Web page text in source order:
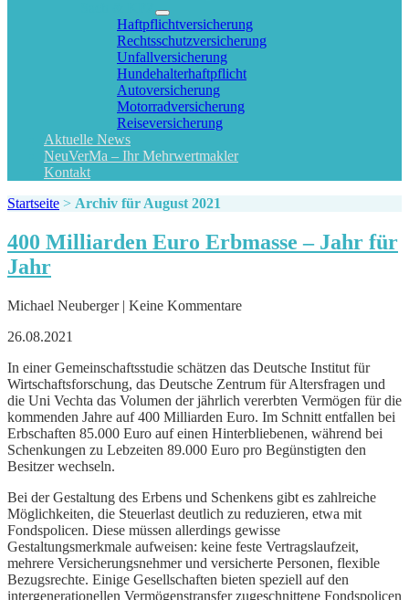
Haftpflichtversicherung
Rechtsschutzversicherung
Unfallversicherung
Hundehalterhaftpflicht
Autoversicherung
Motorradversicherung
Reiseversicherung
Aktuelle News
NeuVerMa – Ihr Mehrwertmakler
Kontakt
Startseite > Archiv für August 2021
400 Milliarden Euro Erbmasse – Jahr für
Jahr
Michael Neuberger | Keine Kommentare
26.08.2021
In einer Gemeinschaftsstudie schätzen das Deutsche Institut für
Wirtschaftsforschung, das Deutsche Zentrum für Altersfragen und
die Uni Vechta das Volumen der jährlich vererbten Vermögen für die
kommenden Jahre auf 400 Milliarden Euro. Im Schnitt entfallen bei
Erbschaften 85.000 Euro auf einen Hinterbliebenen, während bei
Schenkungen zu Lebzeiten 89.000 Euro pro Begünstigten den
Besitzer wechseln.
Bei der Gestaltung des Erbens und Schenkens gibt es zahlreiche
Möglichkeiten, die Steuerlast deutlich zu reduzieren, etwa mit
Fondspolicen. Diese müssen allerdings gewisse
Gestaltungsmerkmale aufweisen: keine feste Vertragslaufzeit,
mehrere Versicherungsnehmer und versicherte Personen, flexible
Bezugsrechte. Einige Gesellschaften bieten speziell auf den
intergenerationellen Vermögenstransfer zugeschnittene Fondspolicen